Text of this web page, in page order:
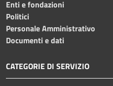
Enti e fondazioni
Politici
Personale Amministrativo
Documenti e dati
CATEGORIE DI SERVIZIO